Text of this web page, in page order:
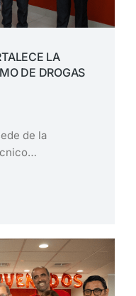
LA
DE DROGAS
de la